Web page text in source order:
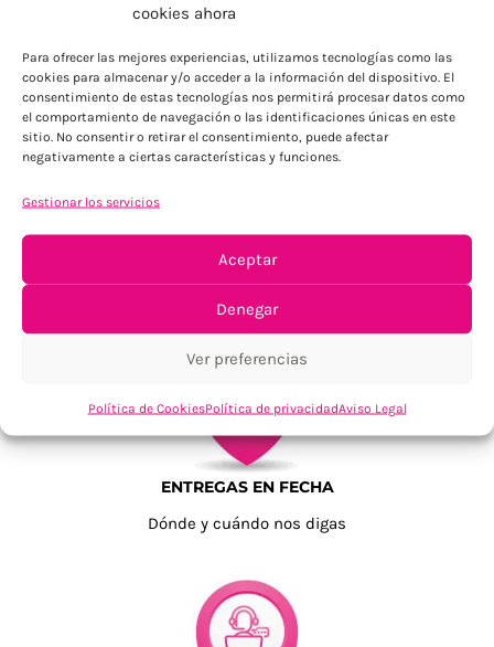
cookies ahora
Para ofrecer las mejores experiencias, utilizamos tecnologías como las
cookies para almacenar y/o acceder a la información del dispositivo. El
consentimiento de estas tecnologías nos permitirá procesar datos como
el comportamiento de navegación o las identificaciones únicas en este
sitio. No consentir o retirar el consentimiento, puede afectar
negativamente a ciertas características y funciones.
Gestionar los servicios
Aceptar
Denegar
Ver preferencias
Política de CookiesPolítica de privacidadAviso Legal
Tu confianza, nuestro objetivo
ENTREGAS EN FECHA
Dónde y cuándo nos digas